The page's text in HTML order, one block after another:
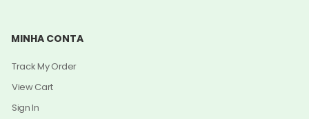
MINHA CONTA
Track My Order
View Cart
Sign In